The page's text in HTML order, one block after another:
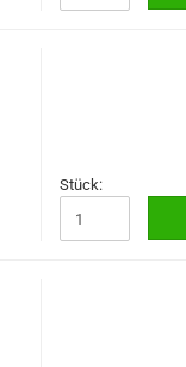
Stück: